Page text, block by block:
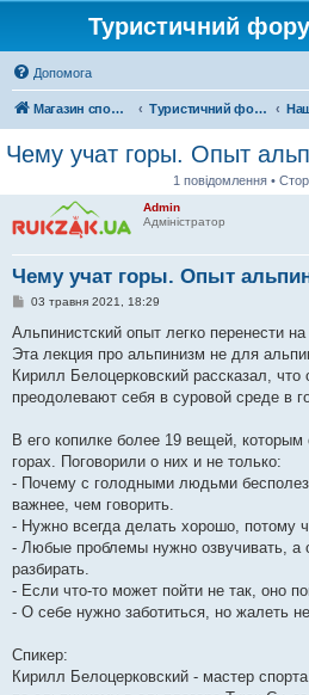
Туристичний
Допомога
Магазин спорядження Туристичний форум «Рюкзак»
Чему учат горы. Опыт
1 повідомлення •
Admin
Адміністратор
Чему учат горы. Опыт
П
в
д
о
м
л
н
я
03 травня 2021, 18:29
Альпинистский опыт легко перенести
Эта лекция про альпинизм не для
Кирилл Белоцерковский рассказал,
преодолевают себя в суровой среде в
В его копилке более 19 вещей, которым
горах. Поговорили о них и не только:
- Почему с голодными людьми
важнее, чем говорить.
- Нужно всегда делать хорошо, потому
- Любые проблемы нужно озвучивать, а
разбирать.
- Если что-то может пойти не так, оно
- О себе нужно заботиться, но жалеть
Спикер:
Кирилл Белоцерковский - мастер